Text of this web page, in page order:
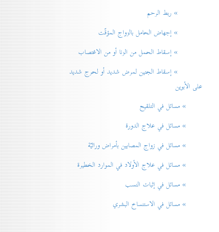
» ربط الرحم
» إجهاض الحامل بالزواج المؤقّت
» إسقاط الحمل من الزنا أو من الاغتصاب
» إسقاط الجنين لمرض شديد أو لحرج شديد
على الأبوين
» مسائل في التلقيح
» مسائل في علاج الدورة
» مسائل في زواج المصابين بأمراض وراثيّة
» مسائل في علاج الأولاد في الموارد الخطيرة
» مسائل في إثبات النسب
» مسائل في الاستنساخ البشري